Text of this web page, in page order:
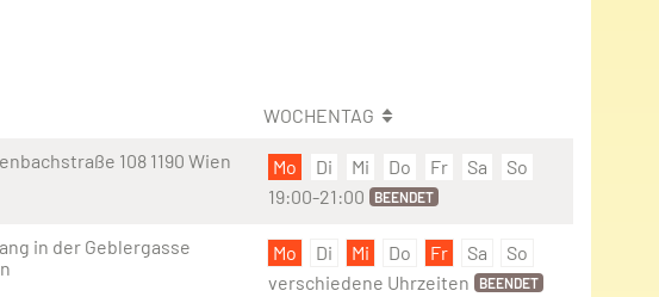
WOCHENTAG
108 1190 Wien Mo Di Mi Do Fr Sa
So
19:00-21:00
BEENDET
in der Geblergasse
Mo Di Mi Do Fr Sa
So
verschiedene Uhrzeiten
BEENDET